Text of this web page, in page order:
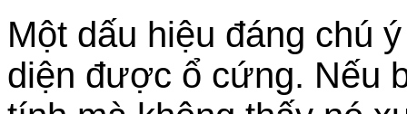
Một dấu hiệu đáng chú
diện được ổ cứng. Nếu